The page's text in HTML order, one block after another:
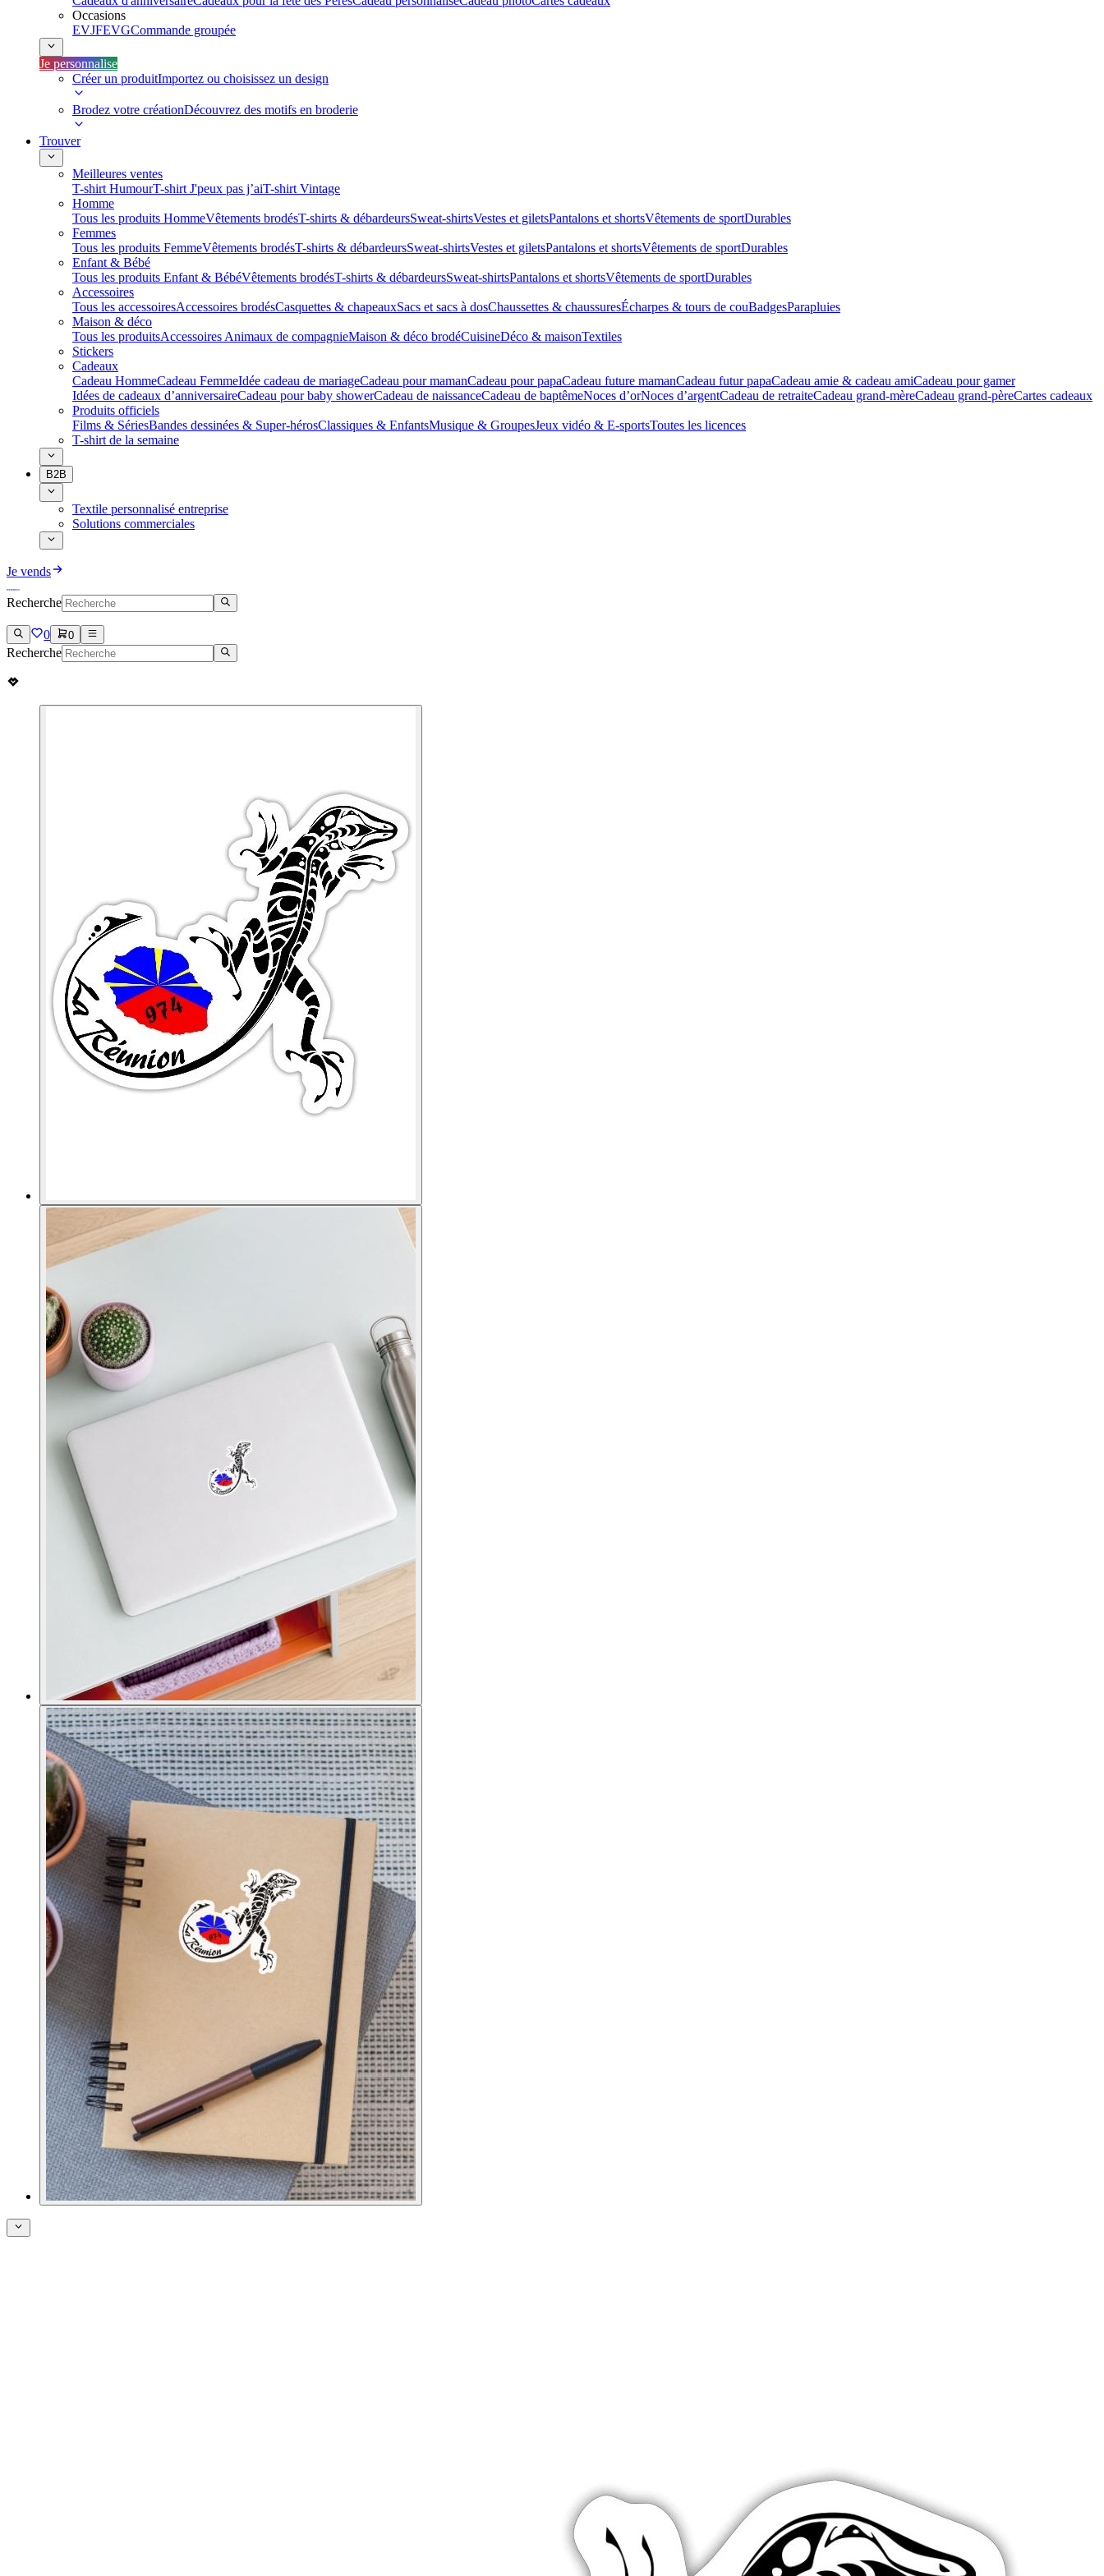
Occasions
EVJFEVGCommande groupée
Je personnalise
Créer un produitImportez ou choisissez un design
Brodez votre créationDécouvrez des motifs en broderie
Trouver
Meilleures ventes
T-shirt HumourT-shirt J'peux pas j’aiT-shirt Vintage
Homme
Tous les produits HommeVêtements brodésT-shirts & débardeursSweat-shirtsVestes et giletsPantalons et shortsVêtements de sportDurables
Femmes
Tous les produits FemmeVêtements brodésT-shirts & débardeursSweat-shirtsVestes et giletsPantalons et shortsVêtements de sportDurables
Enfant & Bébé
Tous les produits Enfant & BébéVêtements brodésT-shirts & débardeursSweat-shirtsPantalons et shortsVêtements de sportDurables
Accessoires
Tous les accessoiresAccessoires brodésCasquettes & chapeauxSacs et sacs à dosChaussettes & chaussuresÉcharpes & tours de couBadgesParapluies
Maison & déco
Tous les produitsAccessoires Animaux de compagnieMaison & déco brodéCuisineDéco & maisonTextiles
Stickers
Cadeaux
Cadeau HommeCadeau FemmeIdée cadeau de mariage​Cadeau pour mamanCadeau pour papaCadeau future mamanCadeau futur papaCadeau amie & cadeau amiCadeau pour gamer
Idées de cadeaux d’anniversaireCadeau pour baby showerCadeau de naissanceCadeau de baptêmeNoces d’orNoces d’argentCadeau de retraiteCadeau grand-mèreCadeau grand-pèreCartes cadeaux
Produits officiels
Films & SériesBandes dessinées & Super-hérosClassiques & EnfantsMusique & GroupesJeux vidéo & E-sportsToutes les licences
T-shirt de la semaine
B2B
Textile personnalisé entreprise
Solutions commerciales
Je vends
Recherche
0 0
Recherche